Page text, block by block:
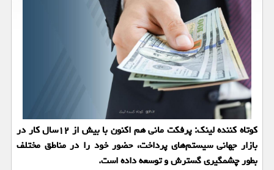
كوتاه كننده لینك: پرفكت مانی هم اكنون با بیش از ۱۲سال كار در
بازار جهانی سیستم‌های پرداخت، حضور خود را در مناطق مختلف
بطور چشمگیری گسترش و توسعه داده است.